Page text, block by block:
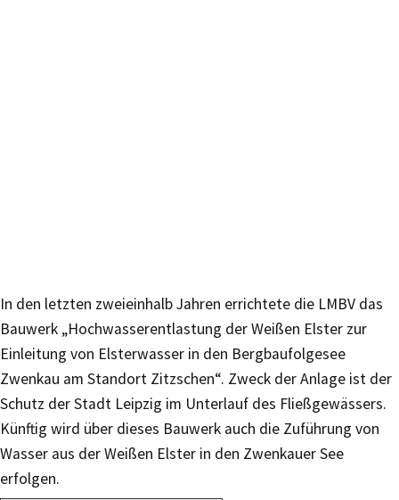
In den letzten zweieinhalb Jahren errichtete die LMBV das
Bauwerk „Hochwasserentlastung der Weißen Elster zur
Einleitung von Elsterwasser in den Bergbaufolgesee
Zwenkau am Standort Zitzschen“. Zweck der Anlage ist der
Schutz der Stadt Leipzig im Unterlauf des Fließgewässers.
Künftig wird über dieses Bauwerk auch die Zuführung von
Wasser aus der Weißen Elster in den Zwenkauer See
erfolgen.